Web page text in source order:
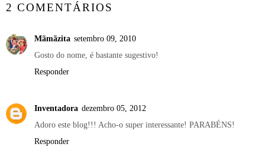
2 COMENTÁRIOS
Mãmãzita setembro 09, 2010
Gosto do nome, é bastante sugestivo!
Responder
Inventadora dezembro 05, 2012
Adoro este blog!!! Acho-o super interessante! PARABÉNS!
Responder